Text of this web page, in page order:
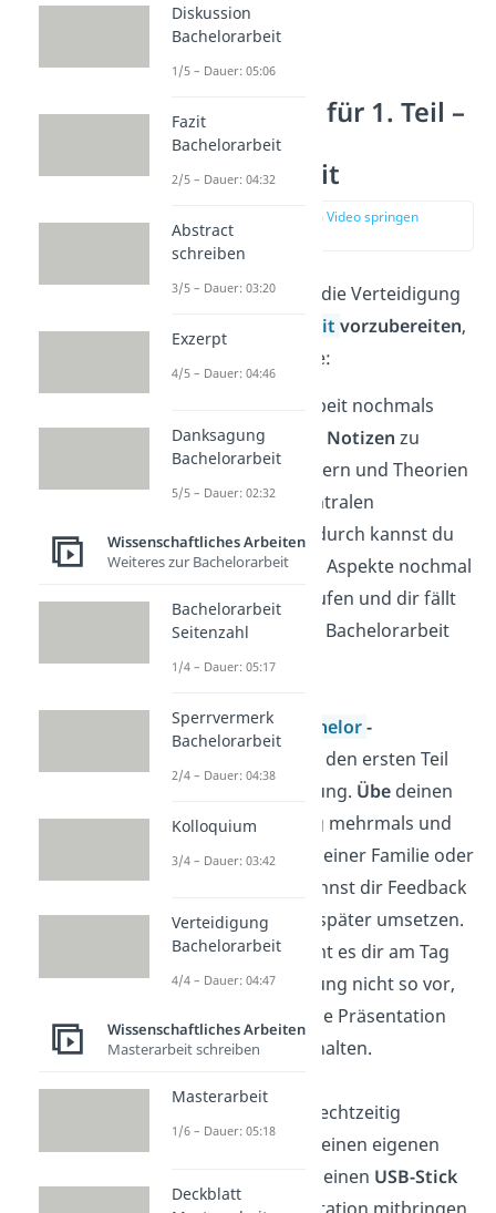
Vorbereitung für 1. Teil –
Verteidigung
Bachelorarbeit
zur Stelle im Video springen
Um dich perfekt auf die Verteidigung
deiner
Bachelorarbeit vorzubereiten,
befolge diese Punkte:
dir deine Arbeit nochmals
durch. Mache dir Notizen zu
wichtigen Forschern und Theorien
sowie deinen zentralen
Ergebnissen. Dadurch kannst du
dir alle wichtigen Aspekte nochmal
ins Gedächtnis rufen und dir fällt
es leichter, deine Bachelorarbeit
vorzustellen.
Erstelle eine Bachelor-
für den ersten Teil
deiner Verteidigung. Übedeinen
Bachelor-Vortrag mehrmals und
präsentiere ihn deiner Familie oder
Freunden. Du kannst dir Feedback
einholen und es später umsetzen.
Außerdem kommt es dir am Tag
deiner Verteidigung nicht so vor,
als würdest du die Präsentation
zum ersten Mal halten.
dich rechtzeitig
darüber, ob du deinen eigenen
oder nur einen USB-Stick
Diskussion
Bachelorarbeit
1/5 – Dauer: 05:06
Fazit
Bachelorarbeit
2/5 – Dauer: 04:32
Abstract
schreiben
3/5 – Dauer: 03:20
Exzerpt
4/5 – Dauer: 04:46
Danksagung
Bachelorarbeit
5/5 – Dauer: 02:32
Wissenschaftliches Arbeiten
Weiteres zur Bachelorarbeit
Bachelorarbeit
Seitenzahl
1/4 – Dauer: 05:17
Sperrvermerk
Bachelorarbeit
2/4 – Dauer: 04:38
Kolloquium
3/4 – Dauer: 03:42
Verteidigung
Bachelorarbeit
4/4 – Dauer: 04:47
Wissenschaftliches Arbeiten
Masterarbeit schreiben
Masterarbeit
1/6 – Dauer: 05:18
Deckblatt